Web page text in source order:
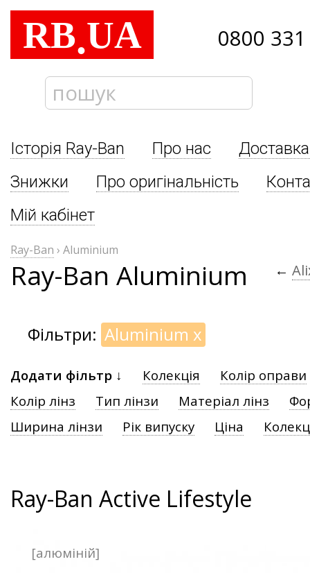
RB.UA 0800
Історія Ray-Ban Про нас
Знижки
Про оригінальність
Мій кабінет
Ray-Ban › Aluminium
Ray-Ban Aluminium ←
Фільтри: Aluminium x
Додати фільтр ↓ Колекція
Колір оправи
Колір лінз
Тип лінзи Матеріал лінз
Ширина лінзи
Рік випуску Ціна
Ray-Ban Active Lifestyle
[алюміній]